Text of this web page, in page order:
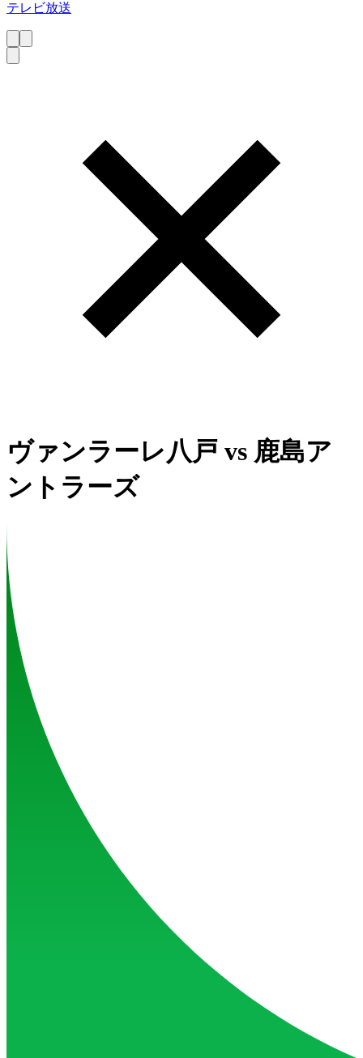
テレビ放送
ヴァンラーレ八戸 vs 鹿島ア
ントラーズ